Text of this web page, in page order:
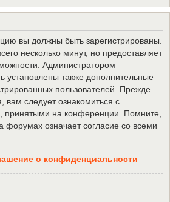
вы должны быть зарегистрированы.
несколько минут, но предоставляет
Администратором
установлены также дополнительные
пользователей. Прежде
вам следует ознакомиться с
принятыми на конференции. Помните,
форумах означает согласие со всеми
о конфиденциальности